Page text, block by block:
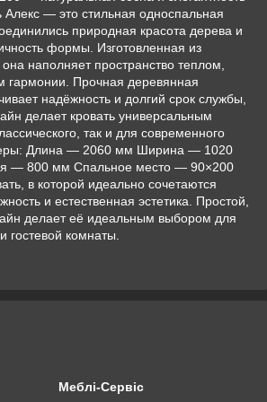
Алекс — это стильная односпальная
природная красота дерева и
формы. Изготовленная из
наполняет пространство теплом,
Прочная деревянная
надёжность и долгий срок службы,
делает кровать универсальным
так и для современного
Длина — 2060 мм Ширина — 1020
— 800 мм Спальное место — 90×200
в которой идеально сочетаются
и естественная эстетика. Простой,
делает её идеальным выбором для
гостевой комнаты.
Меблі-Сервіс